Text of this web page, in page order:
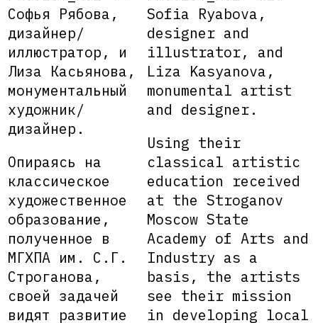
Софья Рябова,
дизайнер/
иллюстратор, и
Лиза Касьянова,
монументальный
художник/
дизайнер.
Опираясь на
классическое
художественное
образование,
полученное в
МГХПА им. С.Г.
Строганова,
своей задачей
видят развитие
Sofia Ryabova,
designer and
illustrator, and
Liza Kasyanova,
monumental artist
and designer.
Using their
classical artistic
education received
at the Stroganov
Moscow State
Academy of Arts and
Industry as a
basis, the artists
see their mission
in developing local